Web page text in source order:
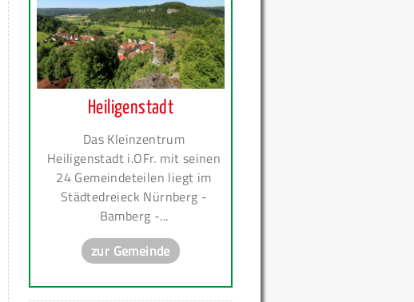
Heiligenstadt
Das Kleinzentrum
Heiligenstadt i.OFr. mit seinen
24 Gemeindeteilen liegt im
Städtedreieck Nürnberg -
Bamberg -...
zur Gemeinde